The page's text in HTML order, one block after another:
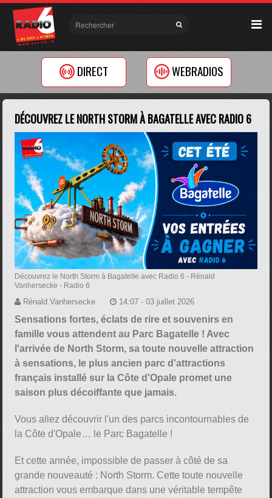
DIRECT WEBRADIOS
DÉCOUVREZ LE NORTH STORM À BAGATELLE AVEC RADIO 6
Découvrez le North Storm à Bagatelle avec Radio 6 - Rénald
Vanhersecke - Radio 6
Rénald Vanhersecke 14:07 - 03 juillet 2026
Sensations fortes, éclats de rire et souvenirs en
famille vous attendent au Parc Bagatelle ! Avec
l'arrivée de North Storm, sa toute nouvelle attraction
à sensations, le plus ancien parc d'attractions
français installé sur la Côte d'Opale promet une
saison plus décoiffante que jamais.
Vous allez découvrir l'un des parcs incontournables de
la Côte d'Opale… le Parc Bagatelle !
Et cette année, impossible de passer à côté de sa
grande nouveauté : North Storm. Cette toute nouvelle
attraction vous embarque dans une véritable tempête